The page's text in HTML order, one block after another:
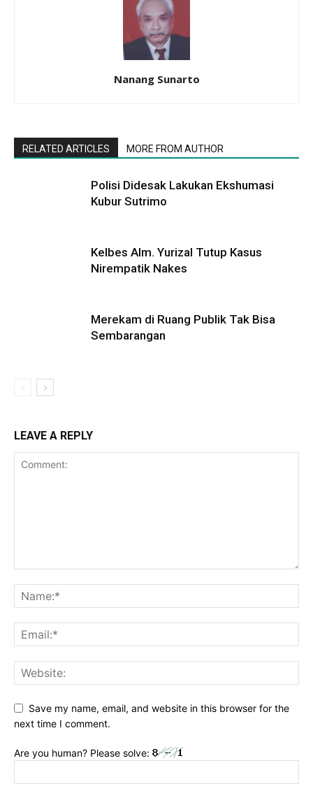
Nanang Sunarto
RELATED ARTICLES MORE FROM AUTHOR
Polisi Didesak Lakukan Ekshumasi
Kubur Sutrimo
Kelbes Alm. Yurizal Tutup Kasus
Nirempatik Nakes
Merekam di Ruang Publik Tak Bisa
Sembarangan
LEAVE A REPLY
Save my name, email, and website in this browser for the
next time I comment.
Are you human? Please solve: